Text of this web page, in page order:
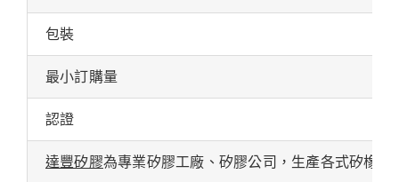
包裝
最小訂購量
認證
達豐矽膠為專業矽膠工廠、矽膠公司，生產各式矽橡